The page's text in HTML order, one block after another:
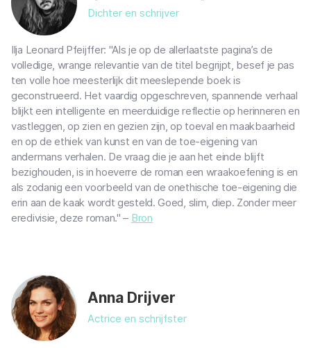
Dichter en schrijver
Ilja Leonard Pfeijffer: "Als je op de allerlaatste pagina’s de
volledige, wrange relevantie van de titel begrijpt, besef je pas
ten volle hoe meesterlijk dit meeslepende boek is
geconstrueerd. Het vaardig opgeschreven, spannende verhaal
blijkt een intelligente en meerduidige reflectie op herinneren en
vastleggen, op zien en gezien zijn, op toeval en maakbaarheid
en op de ethiek van kunst en van de toe-eigening van
andermans verhalen. De vraag die je aan het einde blijft
bezighouden, is in hoeverre de roman een wraakoefening is en
als zodanig een voorbeeld van de onethische toe-eigening die
erin aan de kaak wordt gesteld. Goed, slim, diep. Zonder meer
eredivisie, deze roman." – Bron
Anna Drijver
Actrice en schrijfster